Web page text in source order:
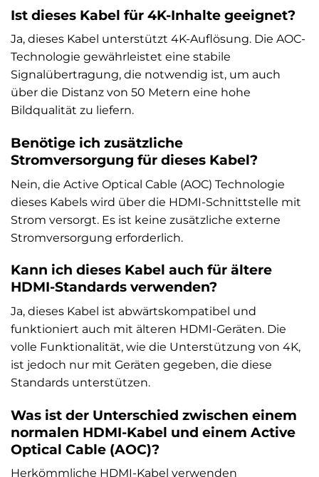
Ist dieses Kabel für 4K-Inhalte geeignet?
Ja, dieses Kabel unterstützt 4K-Auflösung. Die AOC-
Technologie gewährleistet eine stabile
Signalübertragung, die notwendig ist, um auch
über die Distanz von 50 Metern eine hohe
Bildqualität zu liefern.
Benötige ich zusätzliche
Stromversorgung für dieses Kabel?
Nein, die Active Optical Cable (AOC) Technologie
dieses Kabels wird über die HDMI-Schnittstelle mit
Strom versorgt. Es ist keine zusätzliche externe
Stromversorgung erforderlich.
Kann ich dieses Kabel auch für ältere
HDMI-Standards verwenden?
Ja, dieses Kabel ist abwärtskompatibel und
funktioniert auch mit älteren HDMI-Geräten. Die
volle Funktionalität, wie die Unterstützung von 4K,
ist jedoch nur mit Geräten gegeben, die diese
Standards unterstützen.
Was ist der Unterschied zwischen einem
normalen HDMI-Kabel und einem Active
Optical Cable (AOC)?
Herkömmliche HDMI-Kabel verwenden